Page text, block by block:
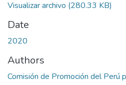
Visualizar archivo (280.33 KB)
Date
2020
Authors
Comisión de Promoción del Perú